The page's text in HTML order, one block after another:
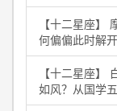
【十二星座】
何偏偏此时解开
【十二星座】
如风？从国学